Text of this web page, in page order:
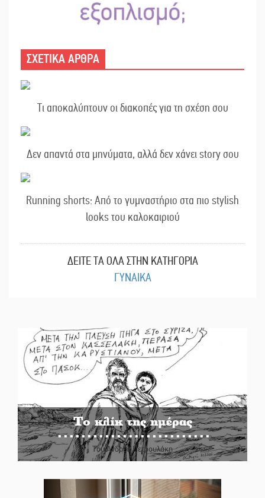
ΣΧΕΤΙΚΑ ΑΡΘΡΑ
Τι αποκαλύπτουν οι διακοπές για τη σχέση σου
Δεν απαντά στα μηνύματα, αλλά δεν χάνει story σου
Running shorts: Από το γυμναστήριο στα πιο stylish
looks του καλοκαιριού
ΔΕΙΤΕ ΤΑ ΟΛΑ ΣΤΗΝ ΚΑΤΗΓΟΡΙΑ
ΓΥΝΑΙΚΑ
Το κλίκ της ημέρας
Του Ανδρέα Πετρουλάκη